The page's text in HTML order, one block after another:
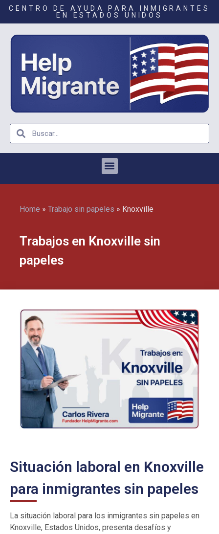
CENTRO DE AYUDA PARA INMIGRANTES
EN ESTADOS UNIDOS
Home » Trabajo sin papeles » Knoxville
Trabajos en Knoxville sin
papeles
Situación laboral en Knoxville
para inmigrantes sin papeles
La situación laboral para los inmigrantes sin papeles en
Knoxville, Estados Unidos, presenta desafíos y